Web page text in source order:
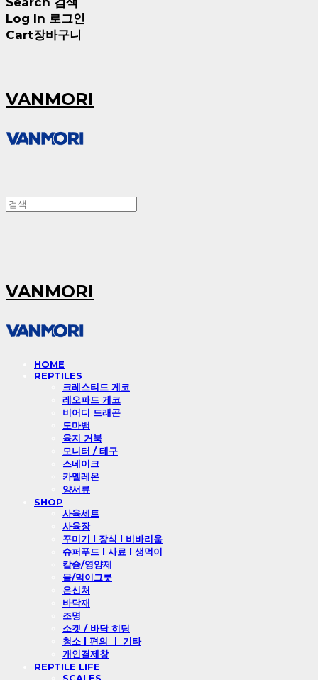
Log In 로그인
Cart장바구니
VANMORI
VANMORI
HOME
REPTILES
크레스티드 게코
레오파드 게코
비어디 드래곤
도마뱀
육지 거북
모니터 / 테구
스네이크
카멜레온
양서류
SHOP
사육세트
사육장
꾸미기 l 장식 l 비바리움
슈퍼푸드 l 사료 l 생먹이
칼슘/영양제
물/먹이그릇
은신처
바닥재
조명
소켓 / 바닥 히팅
청소 l 편의 ㅣ 기타
개인결제창
REPTILE LIFE